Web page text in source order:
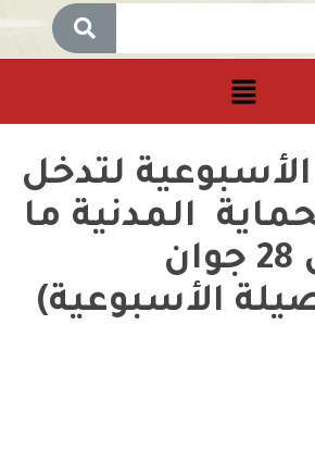
لتدخل
المدنية ما
بين 22 الى 28 جوان